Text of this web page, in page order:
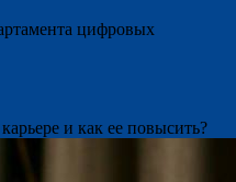
цифровых
и как ее повысить?